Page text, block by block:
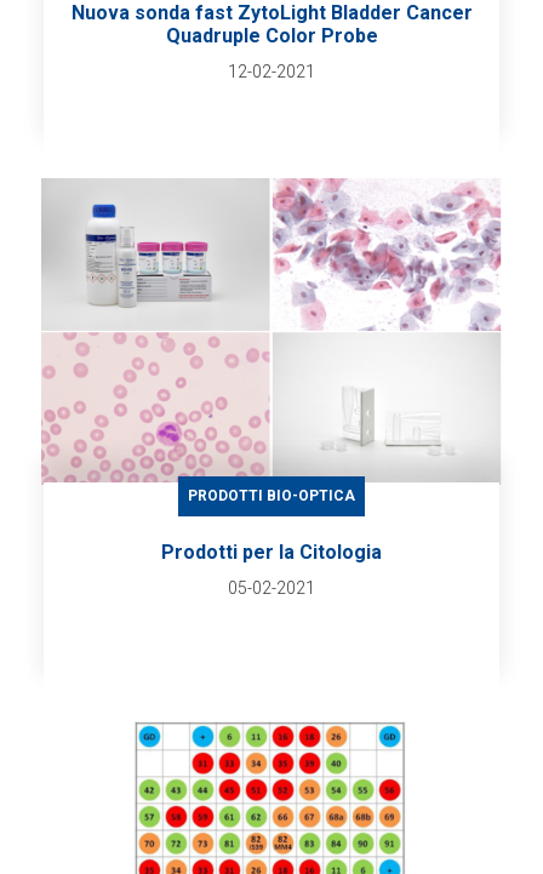
Nuova sonda fast ZytoLight Bladder Cancer
Quadruple Color Probe
12-02-2021
PRODOTTI BIO-OPTICA
Prodotti per la Citologia
05-02-2021